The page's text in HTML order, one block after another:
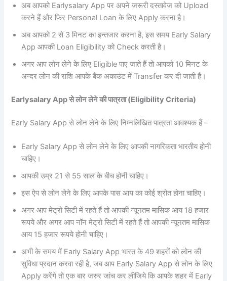
अब आपको Earlysalary App पर अपने जरूरी दस्तावेज को Upload
करने हैं और फिर Personal Loan के लिए Apply करना है।
अब आपको 2 से 3 मिनट का इन्तजार करना है, इस समय Early Salary
App आपकी Loan Eligibility को Check करती है।
अगर आप लोन लेने के लिए Eligible पाए जाते हैं तो आपको 10 मिनट के
अन्दर लोन की राशि आपके बैंक अकाउंट में Transfer कर दी जाती है।
Earlysalary App से लोन लेने की पात्रता (Eligibility Criteria)
Early Salary App से लोन लेने के लिए निम्नलिखित पात्रता आवश्यक हैं –
Early Salary App से लोन लेने के लिए आपकी नागरिकता भारतीय होनी
चाहिए।
आपकी उम्र 21 से 55 साल के बीच होनी चाहिए।
इस ऐप से लोन लेने के लिए आपके पास आय का कोई श्रोत होना चाहिए।
अगर आप मेट्रो सिटी में रहते हैं तो आपकी न्यूनतम मासिक आय 18 हजार
रूपये और अगर आप नॉन मेट्रो सिटी में रहते हैं तो आपकी न्यूनतम मासिक
आय 15 हजार रूपये होनी चाहिए।
अभी के समय में Early Salary App भारत के 49 शहरों को लोन की
सुविधा प्रदान करवा रही है, जब आप Early Salary App से लोन के लिए
Apply करेंगे तो एक बार जरुर जांच कर लीजिये कि आपके शहर में Early